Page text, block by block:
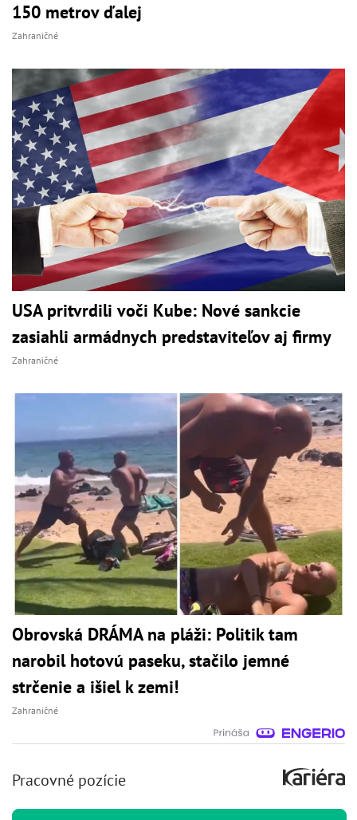
150 metrov ďalej
Zahraničné
USA pritvrdili voči Kube: Nové sankcie
zasiahli armádnych predstaviteľov aj firmy
Zahraničné
Obrovská DRÁMA na pláži: Politik tam
narobil hotovú paseku, stačilo jemné
strčenie a išiel k zemi!
Zahraničné
Pracovné pozície